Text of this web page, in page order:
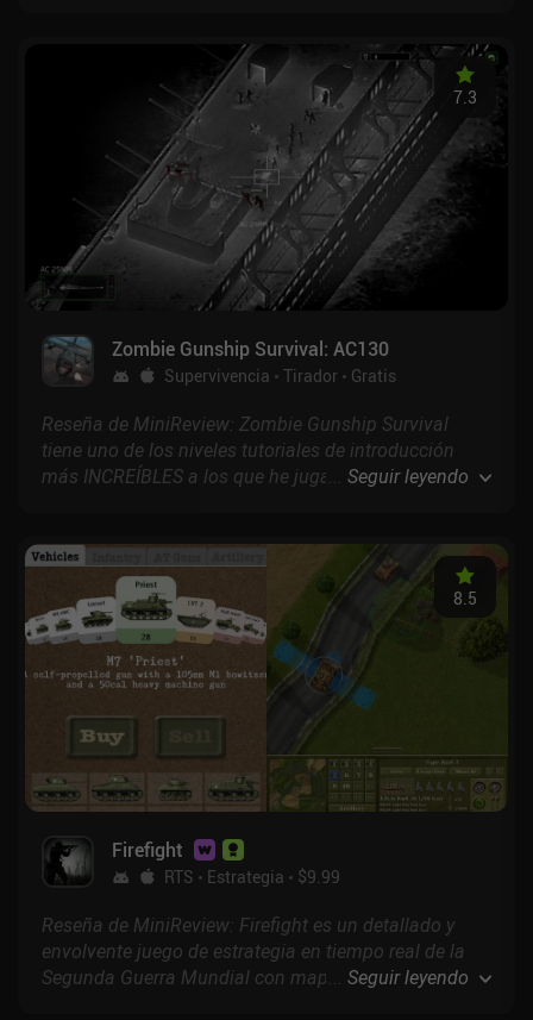
Zombie Gunship Survival: AC130
Supervivencia Tirador Gratis
7.3
Reseña de MiniReview: Zombie Gunship Survival
tiene uno de los niveles tutoriales de introducción
más INCREÍBLES a los que he jugado nunca, que te
juego se desarrolla desde el interior de tu helicóptero
de combate, ¡así que no esperes jugar a un FPS!
... Seguir leyendo
Firefight
RTS Estrategia $9.99
8.5
Reseña de MiniReview: Firefight es un detallado y
envolvente juego de estrategia en tiempo real de la
Segunda Guerra Mundial con mapas destructibles, un
... Seguir leyendo